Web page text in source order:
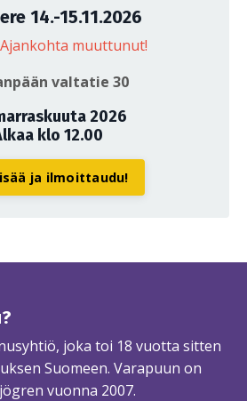
14.-15.11.2026
muuttunut!
valtatie 30
2026
klo 12.00
ja ilmoittaudu!
joka toi 18 vuotta sitten
Suomeen. Varapuun on
vuonna 2007.